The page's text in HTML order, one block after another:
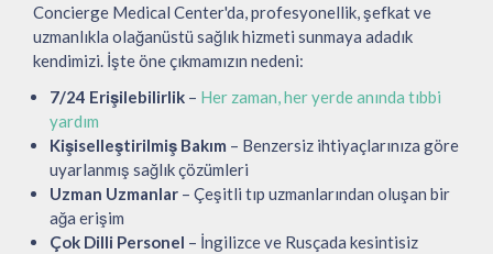
Concierge Medical Center'da, profesyonellik, şefkat ve
uzmanlıkla olağanüstü sağlık hizmeti sunmaya adadık
kendimizi. İşte öne çıkmamızın nedeni:
7/24 Erişilebilirlik – Her zaman, her yerde anında tıbbi
yardım
Kişiselleştirilmiş Bakım – Benzersiz ihtiyaçlarınıza göre
uyarlanmış sağlık çözümleri
Uzman Uzmanlar – Çeşitli tıp uzmanlarından oluşan bir
ağa erişim
Çok Dilli Personel – İngilizce ve Rusçada kesintisiz